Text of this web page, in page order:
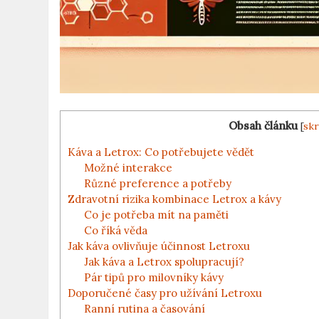
Obsah článku [
Káva a Letrox: Co potřebujete vědět
Možné interakce
Různé preference a potřeby
Zdravotní rizika kombinace Letrox a kávy
Co je potřeba mít na paměti
Co říká věda
Jak káva ovlivňuje účinnost Letroxu
Jak káva a Letrox spolupracují?
Pár tipů pro milovníky kávy
Doporučené časy pro užívání Letroxu
Ranní rutina a časování